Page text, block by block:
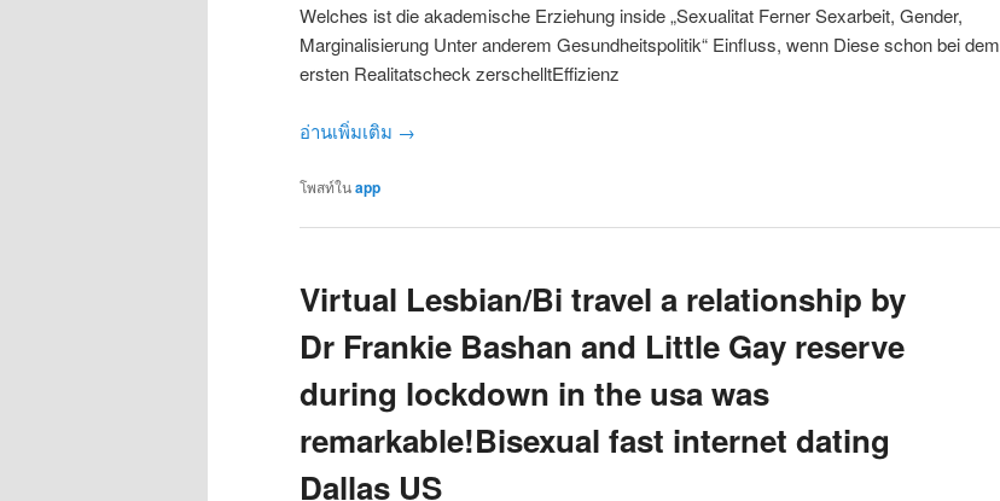
Welches ist die akademische Erziehung inside „Sexualitat Ferner Sexarbeit, Gender,
Marginalisierung Unter anderem Gesundheitspolitik“ Einfluss, wenn Diese schon bei dem
ersten Realitatscheck zerschelltEffizienz
อ่านเพิ่มเติม →
โพสท์ในapp
Virtual Lesbian/Bi travel a relationship by
Dr Frankie Bashan and Little Gay reserve
during lockdown in the usa was
remarkable!Bisexual fast internet dating
Dallas US